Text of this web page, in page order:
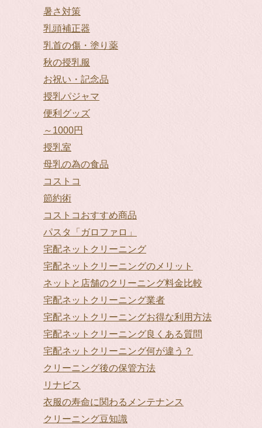
暑さ対策
乳頭補正器
乳首の傷・塗り薬
秋の授乳服
お祝い・記念品
授乳パジャマ
便利グッズ
～1000円
授乳室
母乳の為の食品
コストコ
節約術
コストコおすすめ商品
パスタ「ガロファロ」
宅配ネットクリーニング
宅配ネットクリーニングのメリット
ネットと店舗のクリーニング料金比較
宅配ネットクリーニング業者
宅配ネットクリーニングお得な利用方法
宅配ネットクリーニング良くある質問
宅配ネットクリーニング何が違う？
クリーニング後の保管方法
リナビス
衣服の寿命に関わるメンテナンス
クリーニング豆知識